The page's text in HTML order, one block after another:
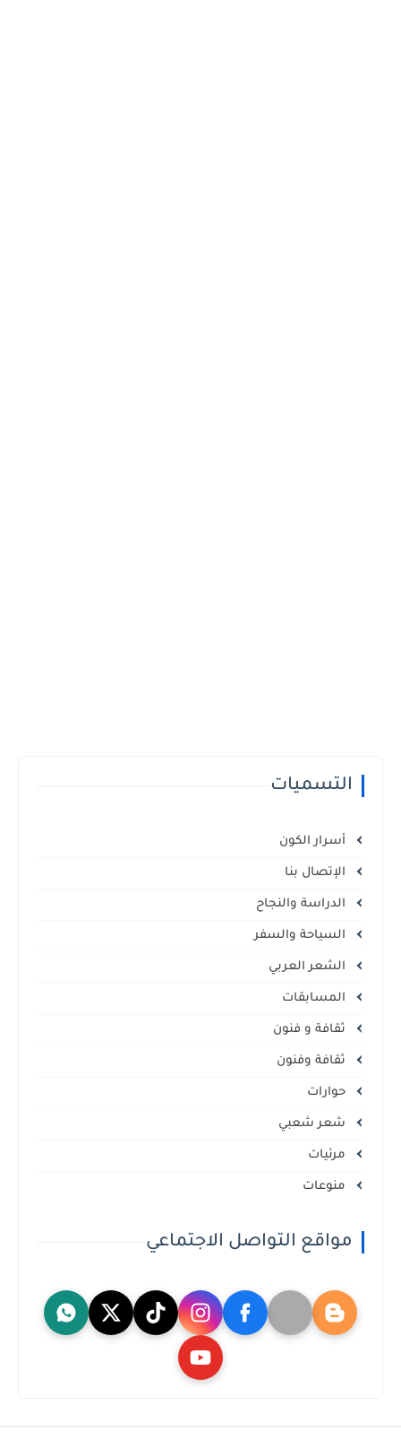
التسميات
أسرار الكون
الإتصال بنا
الدراسة والنجاح
السياحة والسفر
الشعر العربي
المسابقات
ثقافة و فنون
ثقافة وفنون
حوارات
شعر شعبي
مرئيات
منوعات
مواقع التواصل الاجتماعي